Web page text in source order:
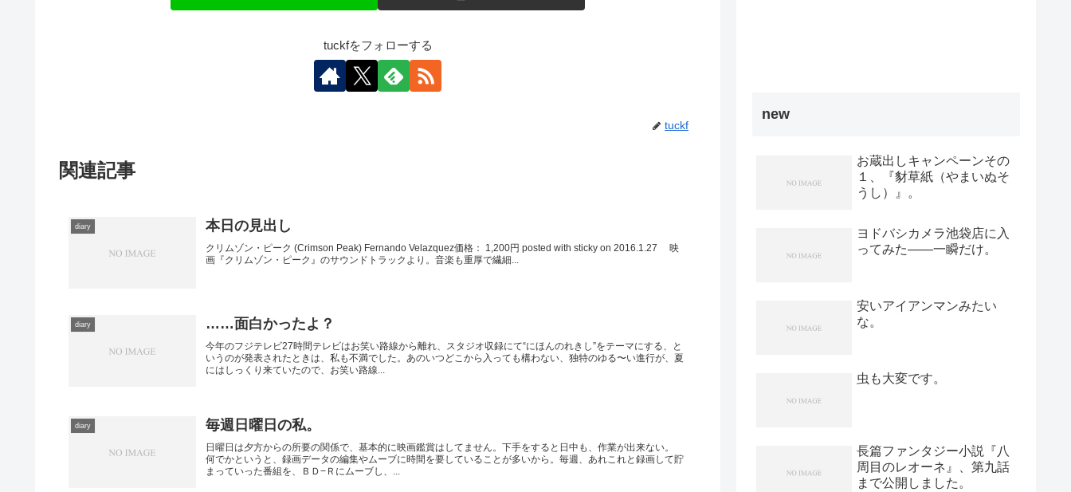
tuckfをフォローする
tuckf
関連記事
diary 本日の見出し
クリムゾン・ピーク (Crimson Peak) Fernando Velazquez価格： 1,200円 posted with sticky on 2016.1.27 映
画『クリムゾン・ピーク』のサウンドトラックより。音楽も重厚で繊細...
diary ……面白かったよ？
今年のフジテレビ27時間テレビはお笑い路線から離れ、スタジオ収録にて“にほんのれきし”をテーマにする、と
いうのが発表されたときは、私も不満でした。あのいつどこから入っても構わない、独特のゆる〜い進行が、夏
にはしっくり来ていたので、お笑い路線...
diary 毎週日曜日の私。
日曜日は夕方からの所要の関係で、基本的に映画鑑賞はしてません。下手をすると日中も、作業が出来ない。
何でかというと、録画データの編集やムーブに時間を要していることが多いから。毎週、あれこれと録画して貯
まっていった番組を、ＢＤ−Ｒにムーブし、...
new
お蔵出しキャンペーンその
１、『豺草紙（やまいぬそ
うし）』。
ヨドバシカメラ池袋店に入
ってみた――一瞬だけ。
安いアイアンマンみたい
な。
虫も大変です。
長篇ファンタジー小説『八
周目のレオーネ』、第九話
まで公開しました。